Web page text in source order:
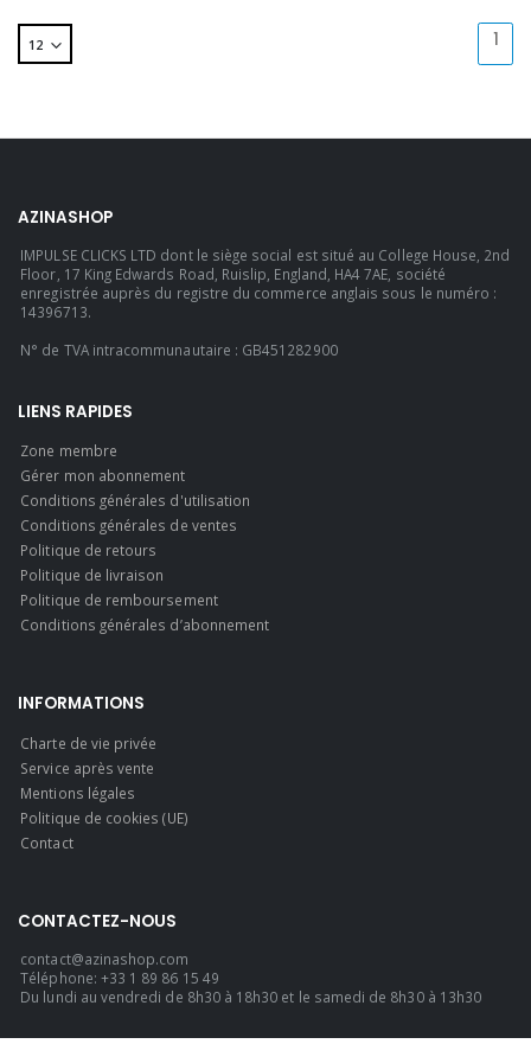
1
AZINASHOP
IMPULSE CLICKS LTD dont le siège social est situé au College House, 2nd
Floor, 17 King Edwards Road, Ruislip, England, HA4 7AE, société
enregistrée auprès du registre du commerce anglais sous le numéro :
14396713.
N° de TVA intracommunautaire : GB451282900
LIENS RAPIDES
Zone membre
Gérer mon abonnement
Conditions générales d'utilisation
Conditions générales de ventes
Politique de retours
Politique de livraison
Politique de remboursement
Conditions générales d’abonnement
INFORMATIONS
Charte de vie privée
Service après vente
Mentions légales
Politique de cookies (UE)
Contact
CONTACTEZ-NOUS
contact@azinashop.com
Téléphone: +33 1 89 86 15 49
Du lundi au vendredi de 8h30 à 18h30 et le samedi de 8h30 à 13h30